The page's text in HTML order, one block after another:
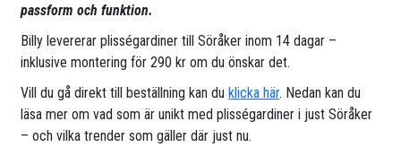
passform och funktion.
Billy levererar plisségardiner till Söråker inom 14 dagar –
inklusive montering för 290 kr om du önskar det.
Vill du gå direkt till beställning kan duklicka här. Nedan kan du
läsa mer om vad som är unikt med plisségardiner i just Söråker
– och vilka trender som gäller där just nu.